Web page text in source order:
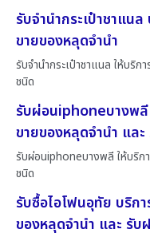
รับจำนำกระเป๋าชาแน
ขายของหลุดจำนำ
รับจำนำกระเป๋าชาแนล ให้บริ
ชนิด
รับผ่อนiphoneบางพลี
ขายของหลุดจำนำ แล
รับผ่อนiphoneบางพลี ให้บริก
ชนิด
รับซื้อไอโฟนอุทัย บริก
ของหลุดจำนำ และ รั